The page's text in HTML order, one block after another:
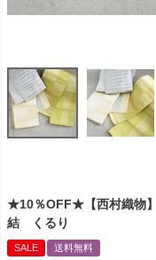
★10％OFF★【西村織
結 くるり
SALE 送料無料